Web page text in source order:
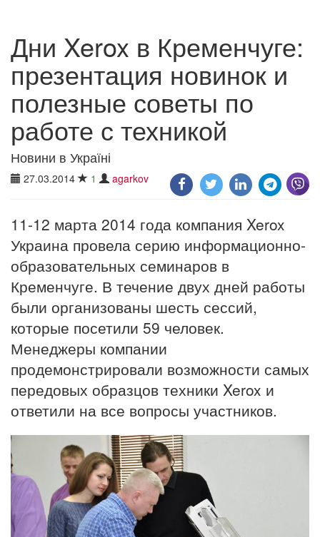
Дни Xerox в Кременчуге:
презентация новинок и
полезные советы по
работе с техникой
Новини в Україні
27.03.2014 1 agarkov
11-12 марта 2014 года компания Xerox
Украина провела серию информационно-
образовательных семинаров в
Кременчуге. В течение двух дней работы
были организованы шесть сессий,
которые посетили 59 человек.
Менеджеры компании
продемонстрировали возможности самых
передовых образцов техники Xerox и
ответили на все вопросы участников.